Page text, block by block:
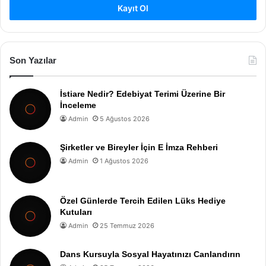
Kayıt Ol
Son Yazılar
İstiare Nedir? Edebiyat Terimi Üzerine Bir
İnceleme
Admin 5 Ağustos 2026
Şirketler ve Bireyler İçin E İmza Rehberi
Admin 1 Ağustos 2026
Özel Günlerde Tercih Edilen Lüks Hediye
Kutuları
Admin 25 Temmuz 2026
Dans Kursuyla Sosyal Hayatınızı Canlandırın